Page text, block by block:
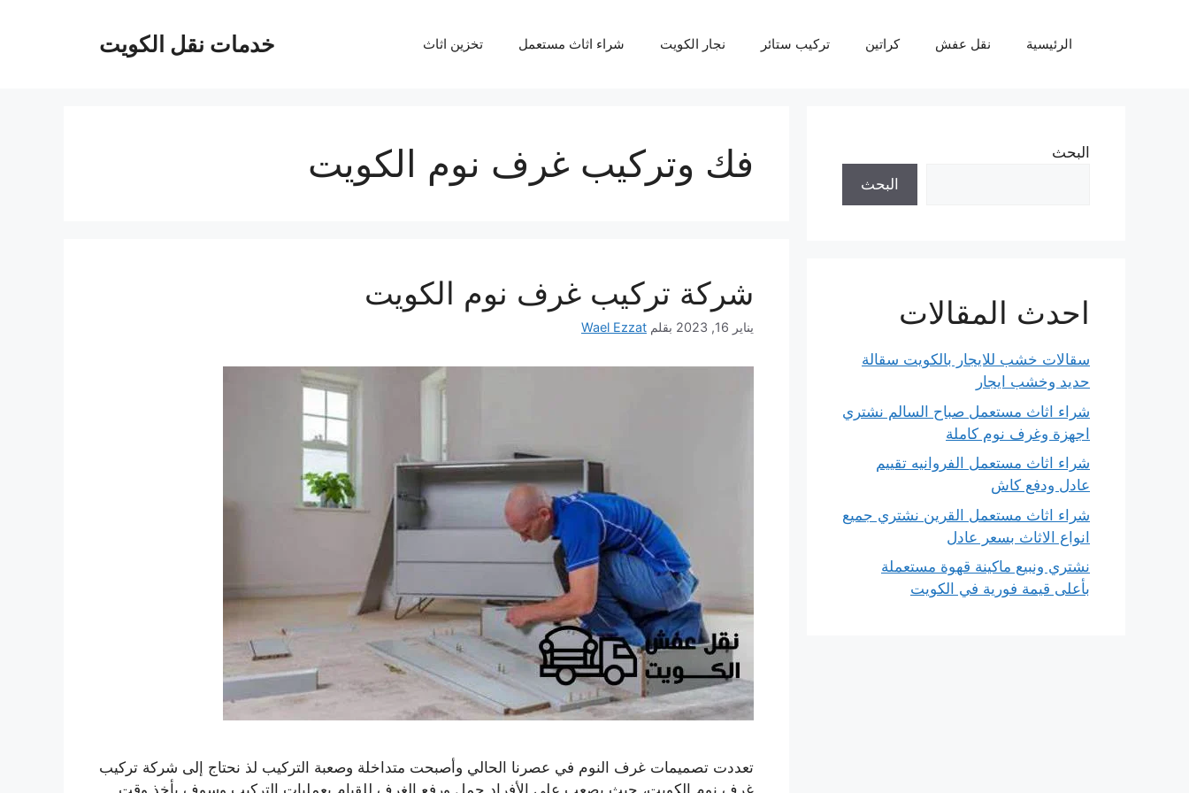
خدمات نقل الكويت الرئيسية نقل عفش كراتين تركيب ستائر نجار الكويت شراء اثاث مستعمل تخزين اثاث
فك وتركيب غرف نوم الكويت
شركة تركيب غرف نوم الكويت
يناير 16, 2023 بقلم Wael Ezzat
تعددت تصميمات غرف النوم في عصرنا الحالي وأصبحت متداخلة وصعبة التركيب لذ نحتاج إلى شركة تركيب
البحث
البحث
احدث المقالات
سقالات خشب للايجار بالكويت سقالة
حديد وخشب ايجار
شراء اثاث مستعمل صباح السالم نشتري
اجهزة وغرف نوم كاملة
شراء اثاث مستعمل الفروانيه تقييم
عادل ودفع كاش
شراء اثاث مستعمل القرين نشتري جميع
انواع الاثاث بسعر عادل
نشتري ونبيع ماكينة قهوة مستعملة
بأعلى قيمة فورية في الكويت